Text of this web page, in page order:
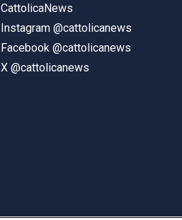
CattolicaNews
Instagram @cattolicanews
Facebook @cattolicanews
X @cattolicanews